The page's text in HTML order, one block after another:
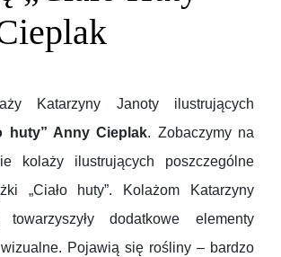
Katarzyny Janoty ilustrujących
huty” Anny Cieplak. Zobaczymy na
kolaży ilustrujących poszczególne
„Ciało huty”. Kolażom Katarzyny
dodatkowe elementy
Pojawią się rośliny – bardzo